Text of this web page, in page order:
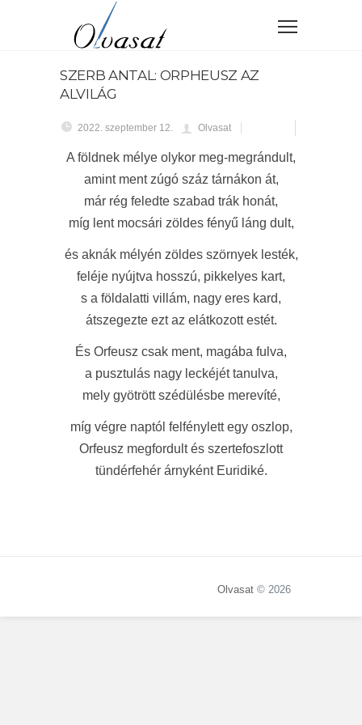
SZERB ANTAL: ORPHEUSZ AZ
ALVILÁG
2022. szeptember 12. Olvasat
A földnek mélye olykor meg-megrándult,
amint ment zúgó száz tárnákon át,
már rég feledte szabad trák honát,
míg lent mocsári zöldes fényű láng dult,
és aknák mélyén zöldes szörnyek lesték,
feléje nyújtva hosszú, pikkelyes kart,
s a földalatti villám, nagy eres kard,
átszegezte ezt az elátkozott estét.
És Orfeusz csak ment, magába fulva,
a pusztulás nagy leckéjét tanulva,
mely gyötrött szédülésbe merevíté,
míg végre naptól felfénylett egy oszlop,
Orfeusz megfordult és szertefoszlott
tündérfehér árnyként Euridiké.
Olvasat © 2026